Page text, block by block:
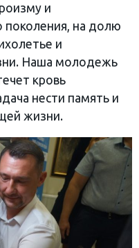
и
на долю
и
Наша молодежь
кровь
нести память и
жизни.